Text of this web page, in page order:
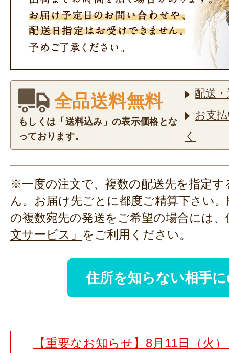
全品送料無料
もしくは「送料込み」の表示価格とな
っております。
配送
お支
く
※一度の注文で、複数の配送先を指定
ん。お届け先ごとに都度ご精算下さい
の複数宛先の発送をご希望の場合には、
文サービス」 をご利用ください。
住所を知らない相手
【重要なお知らせ】8月11日（火